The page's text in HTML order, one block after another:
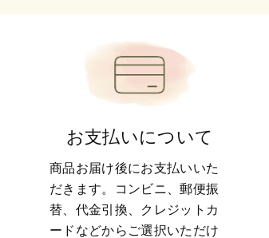
お支払いについて
商品お届け後にお支払いいた
だきます。コンビニ、郵便振
替、代金引換、クレジットカ
ードなどからご選択いただけ